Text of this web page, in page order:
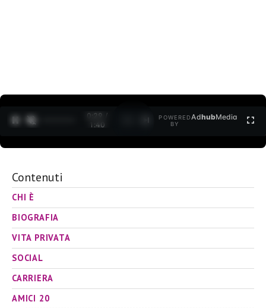
0:30 /
1:40
POWERED
BY
AdhubMedia
Contenuti
CHI È
BIOGRAFIA
VITA PRIVATA
SOCIAL
CARRIERA
AMICI 20